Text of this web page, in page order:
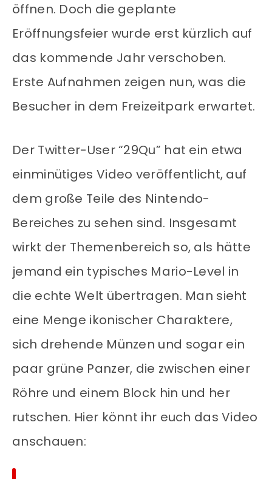
öffnen. Doch die geplante
Eröffnungsfeier wurde erst kürzlich auf
das kommende Jahr verschoben.
Erste Aufnahmen zeigen nun, was die
Besucher in dem Freizeitpark erwartet.
Der Twitter-User “29Qu” hat ein etwa
einminütiges Video veröffentlicht, auf
dem große Teile des Nintendo-
Bereiches zu sehen sind. Insgesamt
wirkt der Themenbereich so, als hätte
jemand ein typisches Mario-Level in
die echte Welt übertragen. Man sieht
eine Menge ikonischer Charaktere,
sich drehende Münzen und sogar ein
paar grüne Panzer, die zwischen einer
Röhre und einem Block hin und her
rutschen. Hier könnt ihr euch das Video
anschauen: